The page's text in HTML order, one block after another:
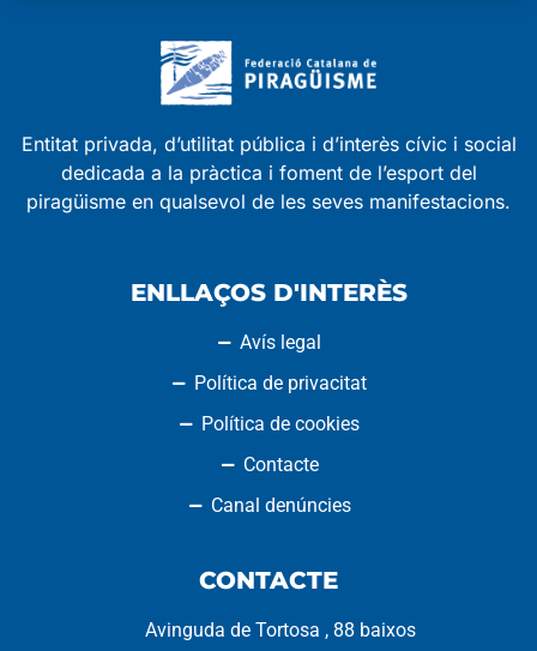
Entitat privada, d’utilitat pública i d’interès cívic i social
dedicada a la pràctica i foment de l’esport del
piragüisme en qualsevol de les seves manifestacions.
ENLLAÇOS D'INTERÈS
Avís legal
Política de privacitat
Política de cookies
Contacte
Canal denúncies
CONTACTE
Avinguda de Tortosa , 88 baixos